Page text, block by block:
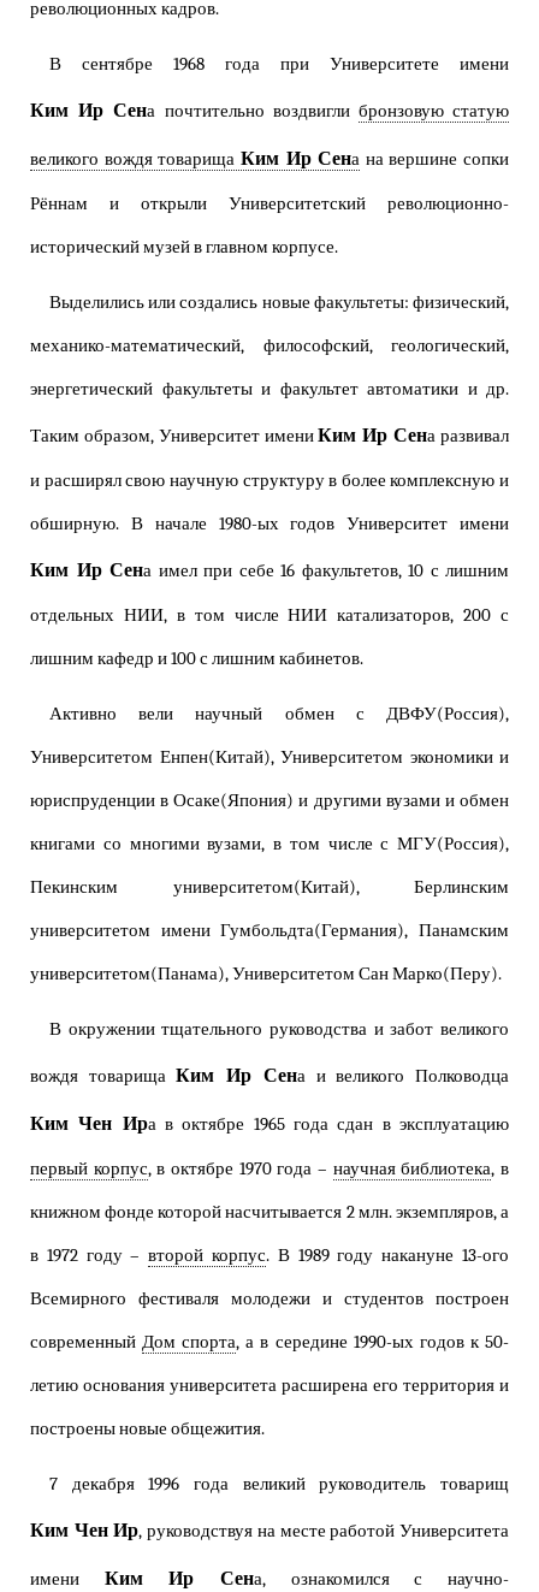
революционных кадров.
В сентябре 1968 года при Университете имени
Ким Ир Сена почтительно воздвигли бронзовую статую
великого вождя товарища Ким Ир Сена на вершине сопки
Рённам и открыли Университетский революционно-
исторический музей в главном корпусе.
Выделились или создались новые факультеты: физический,
механико-математический, философский, геологический,
энергетический факультеты и факультет автоматики и др.
Таким образом, Университет имениКим Ир Сена развивал
и расширял свою научную структуру в более комплексную и
обширную. В начале 1980-ых годов Университет имени
Ким Ир Сена имел при себе 16 факультетов, 10 с лишним
отдельных НИИ, в том числе НИИ катализаторов, 200 с
лишним кафедр и 100 с лишним кабинетов.
Активно вели научный обмен с ДВФУ(Россия),
Университетом Енпен(Китай), Университетом экономики и
юриспруденции в Осаке(Япония) и другими вузами и обмен
книгами со многими вузами, в том числе с МГУ(Россия),
Пекинским университетом(Китай), Берлинским
университетом имени Гумбольдта(Германия), Панамским
университетом(Панама), Университетом Сан Марко(Перу).
В окружении тщательного руководства и забот великого
вождя товарищаКим Ир Сена и великого Полководца
Ким Чен Ира в октябре 1965 года сдан в эксплуатацию
первый корпус, в октябре 1970 года – научная библиотека, в
книжном фонде которой насчитывается 2 млн. экземпляров, а
в 1972 году –второй корпус. В 1989 году накануне 13-ого
Всемирного фестиваля молодежи и студентов построен
современныйДом спорта, а в середине 1990-ых годов к 50-
летию основания университета расширена его территория и
построены новые общежития.
7 декабря 1996 года великий руководитель товарищ
Ким Чен Ир, руководствуя на месте работой Университета
имени Ким Ир Сена, ознакомился с научно-